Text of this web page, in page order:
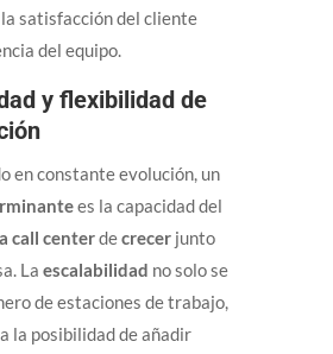
satisfacción del cliente
del equipo.
y flexibilidad de
en constante evolución, un
es la capacidad del
call centerdecrecerjunto
La escalabilidad no solo se
de estaciones de trabajo,
la posibilidad de añadir